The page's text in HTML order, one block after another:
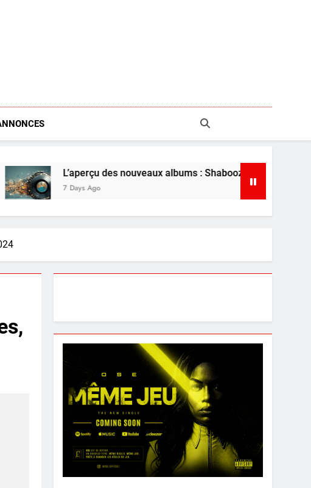
L’aperçu des nouveaux albums : Shaboozey, Ariana Grande et plus
7 Days Ago